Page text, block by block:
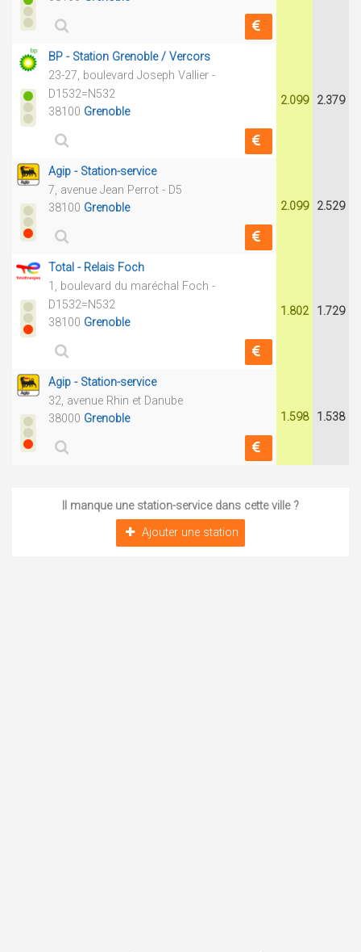
BP - Station Grenoble / Vercors
23-27, boulevard Joseph Vallier -
D1532=N532
38100 Grenoble
2.099 2.379
Agip - Station-service
7, avenue Jean Perrot - D5
38100 Grenoble 2.099 2.529
Total - Relais Foch
1, boulevard du maréchal Foch -
D1532=N532
38100 Grenoble
1.802 1.729
Agip - Station-service
32, avenue Rhin et Danube
38000 Grenoble 1.598 1.538
Il manque une station-service dans cette ville ?
Ajouter une station